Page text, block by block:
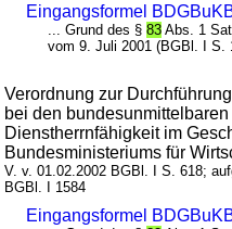
Eingangsformel
... Grund des §83 Abs. 1
vom 9. Juli 2001 (BGBl. I S.
Verordnung zur
bei den
Dienstherrnfähigkeit im
Bundesministeriums für
V. v. 01.02.2002 BGBl. I S. 618;
BGBl. I 1584
Eingangsformel